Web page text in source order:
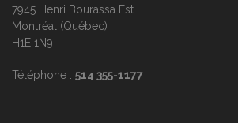
7945 Henri Bourassa Est
Montréal (Québec)
H1E 1N9
Téléphone : 514 355-1177